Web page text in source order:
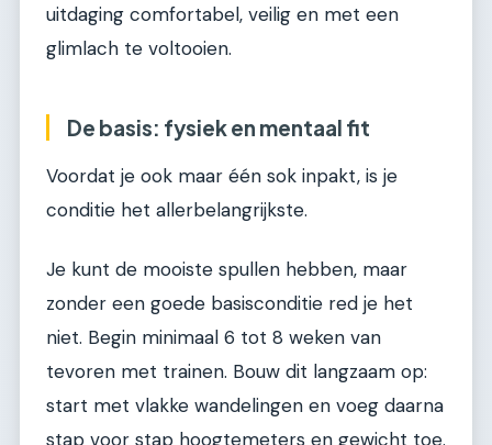
uitdaging comfortabel, veilig en met een
glimlach te voltooien.
De basis: fysiek en mentaal fit
Voordat je ook maar één sok inpakt, is je
conditie het allerbelangrijkste.
Je kunt de mooiste spullen hebben, maar
zonder een goede basisconditie red je het
niet. Begin minimaal 6 tot 8 weken van
tevoren met trainen. Bouw dit langzaam op:
start met vlakke wandelingen en voeg daarna
stap voor stap hoogtemeters en gewicht toe.